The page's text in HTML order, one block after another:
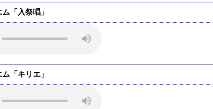
「入祭唱」
「キリエ」